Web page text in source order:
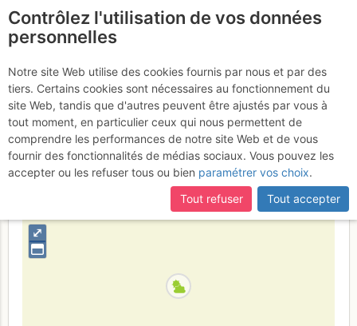
certaines pages ne sont plus accessibles, manquantes ou
incomplètes, déconnectez-vous puis reconnectez-vous à votre
compte sur le site.
Aiguille Dibona : Sous
l'Œil d'Andéol
Dimanche 25 juin 2017
France Isère Écrins
⤢
Contrôlez l'utilisation de vos données
personnelles
Notre site Web utilise des cookies fournis par nous et par des
tiers. Certains cookies sont nécessaires au fonctionnement du
site Web, tandis que d'autres peuvent être ajustés par vous à
tout moment, en particulier ceux qui nous permettent de
comprendre les performances de notre site Web et de vous
fournir des fonctionnalités de médias sociaux. Vous pouvez les
accepter ou les refuser tous ou bien paramétrer vos choix.
Tout refuser
Tout accepter